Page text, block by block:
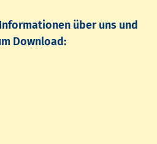
über uns und
Download: